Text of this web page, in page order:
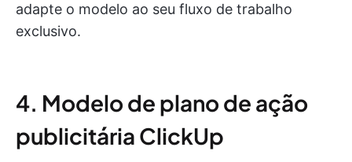
adapte o modelo ao seu fluxo de trabalho
exclusivo.
4. Modelo de plano de ação
publicitária ClickUp